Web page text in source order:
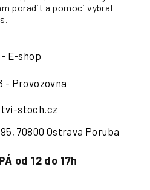
poradit a pomoci vybrat
- E-shop
- Provozovna
stoch.cz
70800 Ostrava Poruba
od 12 do 17h